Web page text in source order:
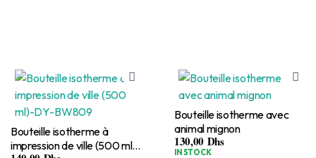
Bouteille isotherme à
impression de ville (500 ml)-
Bouteille isotherme avec
animal mignon
130,00 Dhs
IN STOCK